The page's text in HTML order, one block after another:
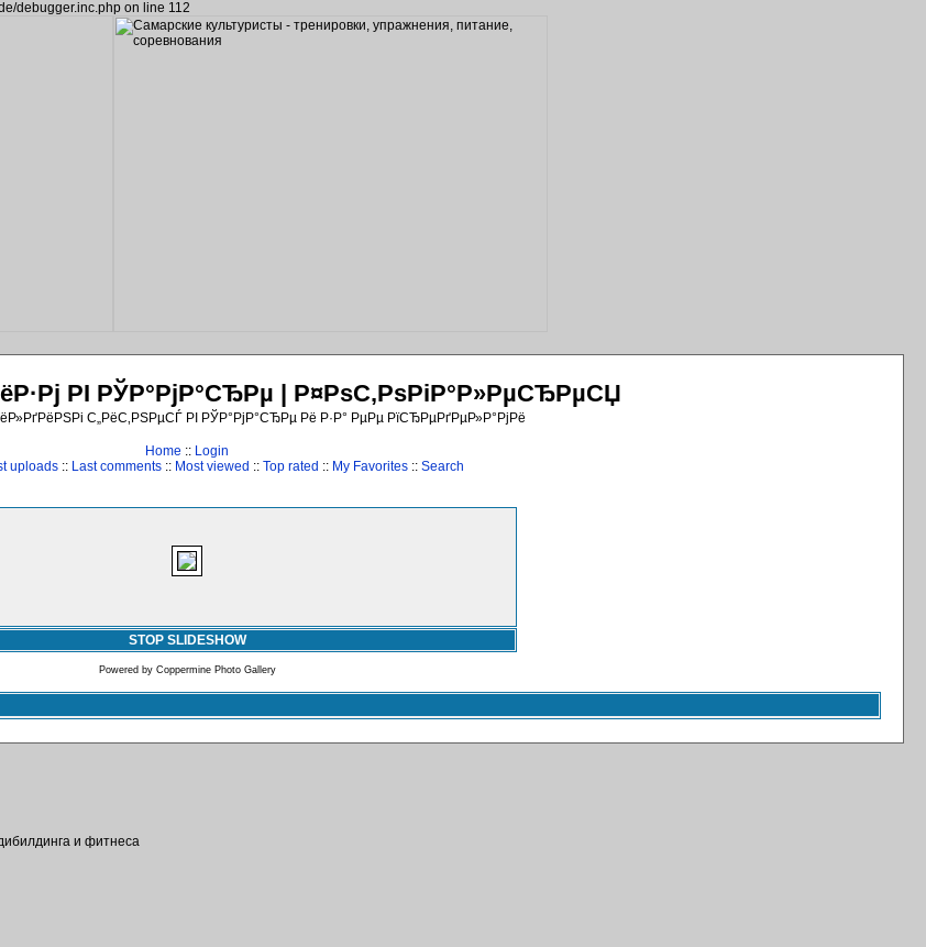
debugger.inc.php on line 112
РІ РЎР°РјР°СЂРµ | Р¤РѕС‚РѕРіР°Р»РµСЂРµСЏ
С„РёС‚РЅРµСЃ РІ РЎР°РјР°СЂРµ Рё Р·Р° РµРµ РїСЂРµРґРµР»Р°РјРё
Home :: Login
uploads :: Last comments :: Most viewed :: Top rated :: My Favorites :: Search
STOP SLIDESHOW
Powered by Coppermine Photo Gallery
и фитнеса